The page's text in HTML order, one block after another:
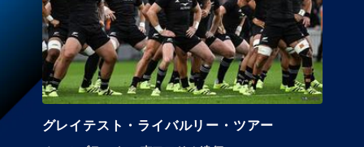
グレイテスト・ライバルリー・ツアー